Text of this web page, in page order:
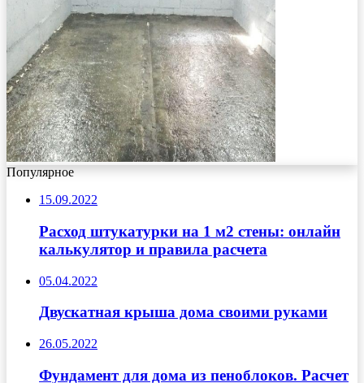
Популярное
15.09.2022
Расход штукатурки на 1 м2 стены: онлайн
калькулятор и правила расчета
05.04.2022
Двускатная крыша дома своими руками
26.05.2022
Фундамент для дома из пеноблоков. Расчет